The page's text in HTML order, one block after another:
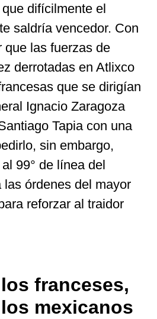
difícilmente el
saldría vencedor. Con
que las fuerzas de
derrotadas en Atlixco
que se dirigían
Ignacio Zaragoza
Tapia con una
sin embargo,
99° de línea del
las órdenes del mayor
reforzar al traidor
franceses,
mexicanos